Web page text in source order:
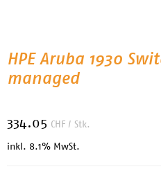
HPE Aruba 1930
managed
334.05 CHF / Stk.
inkl. 8.1% MwSt.